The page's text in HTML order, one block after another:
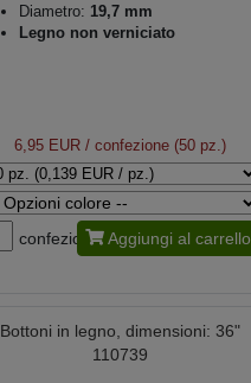
Diametro: 19,7 mm
Legno non verniciato
6,95 EUR/ confezione (50 pz.)
confezione Aggiungi al carrello
Bottoni in legno, dimensioni: 36"
110739